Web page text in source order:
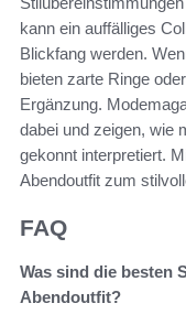
kann ein auffälliges
Blickfang werden.
bieten zarte Ringe
Ergänzung.
dabei und zeigen, wie
gekonnt interpretiert.
Abendoutfit zum
FAQ
Was sind die besten
Abendoutfit?